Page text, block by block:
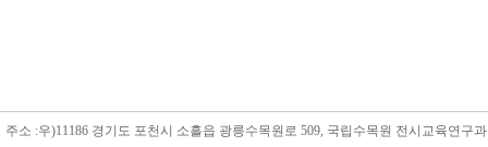
주소 :우)11186 경기도 포천시 소흘읍 광릉수목원로 509, 국립수목원 전시교육연구